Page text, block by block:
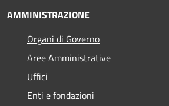
AMMINISTRAZIONE
Organi di Governo
Aree Amministrative
Uffici
Enti e fondazioni